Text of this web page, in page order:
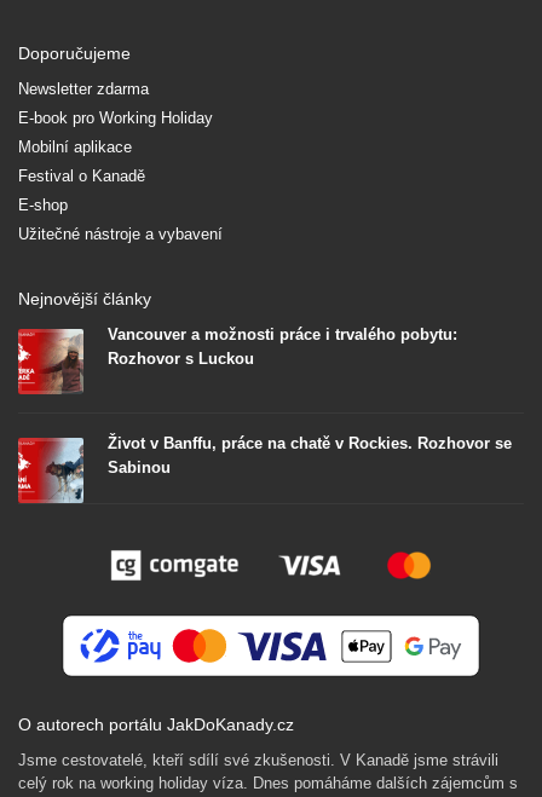
Doporučujeme
Newsletter zdarma
E-book pro Working Holiday
Mobilní aplikace
Festival o Kanadě
E-shop
Užitečné nástroje a vybavení
Nejnovější články
Vancouver a možnosti práce i trvalého pobytu:
Rozhovor s Luckou
Život v Banffu, práce na chatě v Rockies. Rozhovor se
Sabinou
O autorech portálu JakDoKanady.cz
Jsme cestovatelé, kteří sdílí své zkušenosti. V Kanadě jsme strávili
celý rok na working holiday víza. Dnes pomáháme dalších zájemcům s